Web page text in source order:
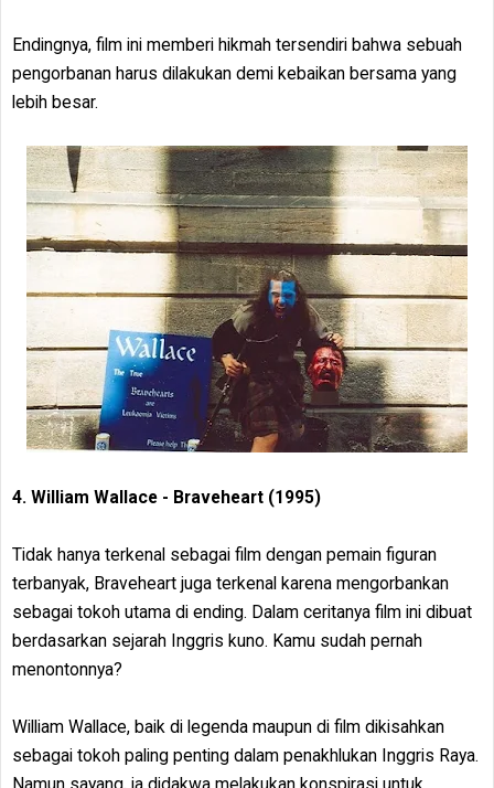
Endingnya, film ini memberi hikmah tersendiri bahwa sebuah
pengorbanan harus dilakukan demi kebaikan bersama yang
lebih besar.
4. William Wallace - Braveheart (1995)
Tidak hanya terkenal sebagai film dengan pemain figuran
terbanyak, Braveheart juga terkenal karena mengorbankan
sebagai tokoh utama di ending. Dalam ceritanya film ini dibuat
berdasarkan sejarah Inggris kuno. Kamu sudah pernah
menontonnya?
William Wallace, baik di legenda maupun di film dikisahkan
sebagai tokoh paling penting dalam penakhlukan Inggris Raya.
Namun sayang, ia didakwa melakukan konspirasi untuk